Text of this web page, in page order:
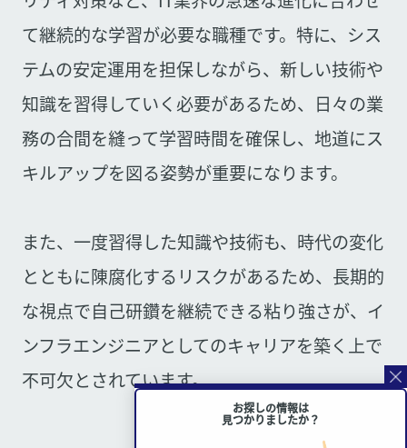
て継続的な学習が必要な職種です。特に、シス
テムの安定運用を担保しながら、新しい技術や
知識を習得していく必要があるため、日々の業
務の合間を縫って学習時間を確保し、地道にス
キルアップを図る姿勢が重要になります。
また、一度習得した知識や技術も、時代の変化
とともに陳腐化するリスクがあるため、長期的
な視点で自己研鑽を継続できる粘り強さが、イ
ンフラエンジニアとしてのキャリアを築く上で
不可欠とされています。
お探しの情報は
見つかりましたか？